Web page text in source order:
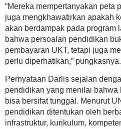
“Mereka mempertanyakan peta
juga mengkhawatirkan apakah
akan berdampak pada program
bahwa persoalan pendidikan
pembayaran UKT, tetapi juga
perlu diperhatikan,” pungkasnya.
Pernyataan Darlis sejalan
pendidikan yang menilai
bisa bersifat tunggal. Menurut
pendidikan ditentukan oleh
infrastruktur, kurikulum,